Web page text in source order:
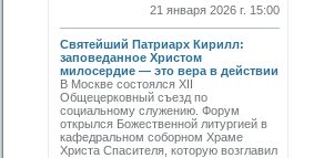
21 января 2026 г. 15:00
Святейший Патриарх Кирилл:
заповеданное Христом
милосердие — это вера в действии
В Москве состоялся XII
Общецерковный съезд по
социальному служению. Форум
открылся Божественной литургией в
кафедральном соборном Храме
Христа Спасителя, которую возглавил